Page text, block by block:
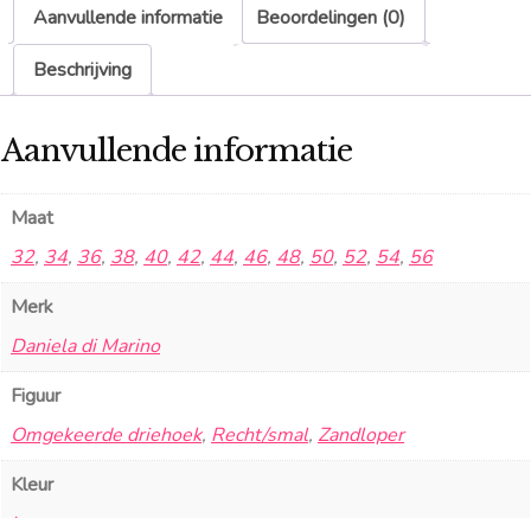
Aanvullende informatie
Beoordelingen (0)
Beschrijving
Aanvullende informatie
Maat
32, 34, 36, 38, 40, 42, 44, 46, 48, 50, 52, 54, 56
Merk
Daniela di Marino
Figuur
Omgekeerde driehoek, Recht/smal, Zandloper
Kleur